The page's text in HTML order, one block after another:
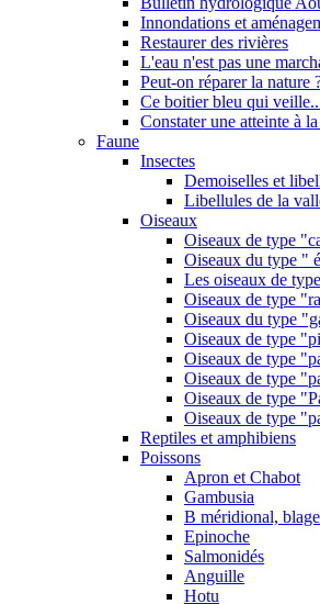
Innondations et
Restaurer des rivières
L'eau n'est pas une
Peut-on réparer la nature
Ce boitier bleu qui
Constater une atteinte à
Faune
Insectes
Demoiselles et
Libellules de la
Oiseaux
Oiseaux de type
Oiseaux du type "
Les oiseaux de
Oiseaux de type
Oiseaux du type
Oiseaux de type
Oiseaux de type
Oiseaux de type
Oiseaux de type
Oiseaux de type
Reptiles et amphibiens
Poissons
Apron et Chabot
Gambusia
B méridional,
Epinoche
Salmonidés
Anguille
Hotu